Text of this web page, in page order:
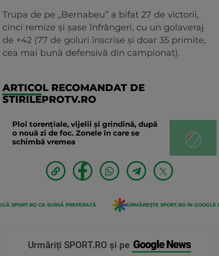
Trupa de pe „Bernabeu” a bifat 27 de victorii,
cinci remize și șase înfrângeri, cu un golaveraj
de +42 (77 de goluri înscrise și doar 35 primite,
cea mai bună defensivă din campionat).
ARTICOL RECOMANDAT DE
STIRILEPROTV.RO
Ploi torențiale, vijelii și grindină, după
o nouă zi de foc. Zonele în care se
schimbă vremea
SPORT.RO CA SURSĂ PREFERATĂ URMĂREȘTE SPORT.RO ÎN GOOGLE
Urmăriți SPORT.RO și pe Google News